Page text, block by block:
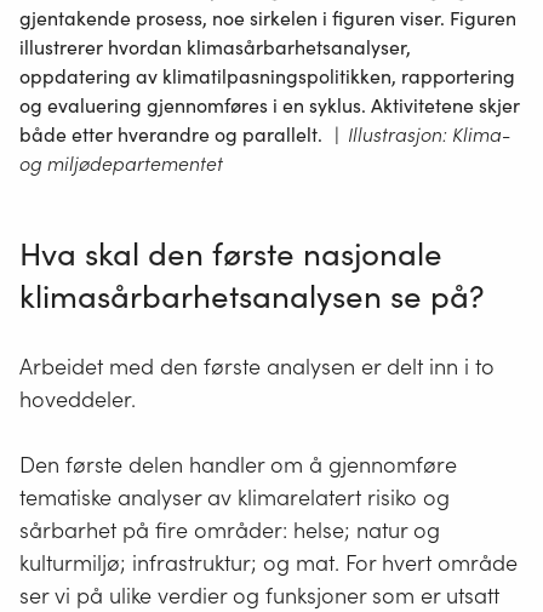
gjentakende prosess, noe sirkelen i figuren viser. Figuren
illustrerer hvordan klimasårbarhetsanalyser,
oppdatering av klimatilpasningspolitikken, rapportering
og evaluering gjennomføres i en syklus. Aktivitetene skjer
både etter hverandre og parallelt. | Illustrasjon: Klima-
og miljødepartementet
Hva skal den første nasjonale
klimasårbarhetsanalysen se på?
Arbeidet med den første analysen er delt inn i to
hoveddeler.
Den første delen handler om å gjennomføre
tematiske analyser av klimarelatert risiko og
sårbarhet på fire områder: helse; natur og
kulturmiljø; infrastruktur; og mat. For hvert område
ser vi på ulike verdier og funksjoner som er utsatt